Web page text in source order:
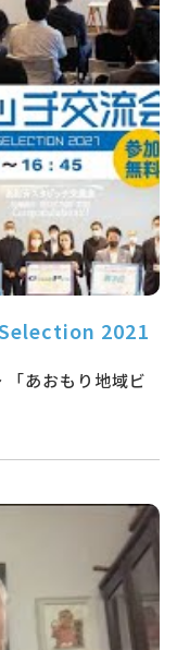
2021
あおもり地域ビ